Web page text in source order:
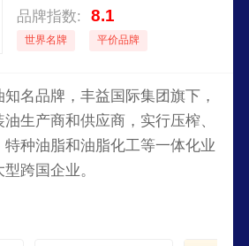
品牌指数: 8.1
世界名牌 平价品牌
知名品牌，丰益国际集团旗下，
生产商和供应商，实行压榨、
种油脂和油脂化工等一体化业
跨国企业。